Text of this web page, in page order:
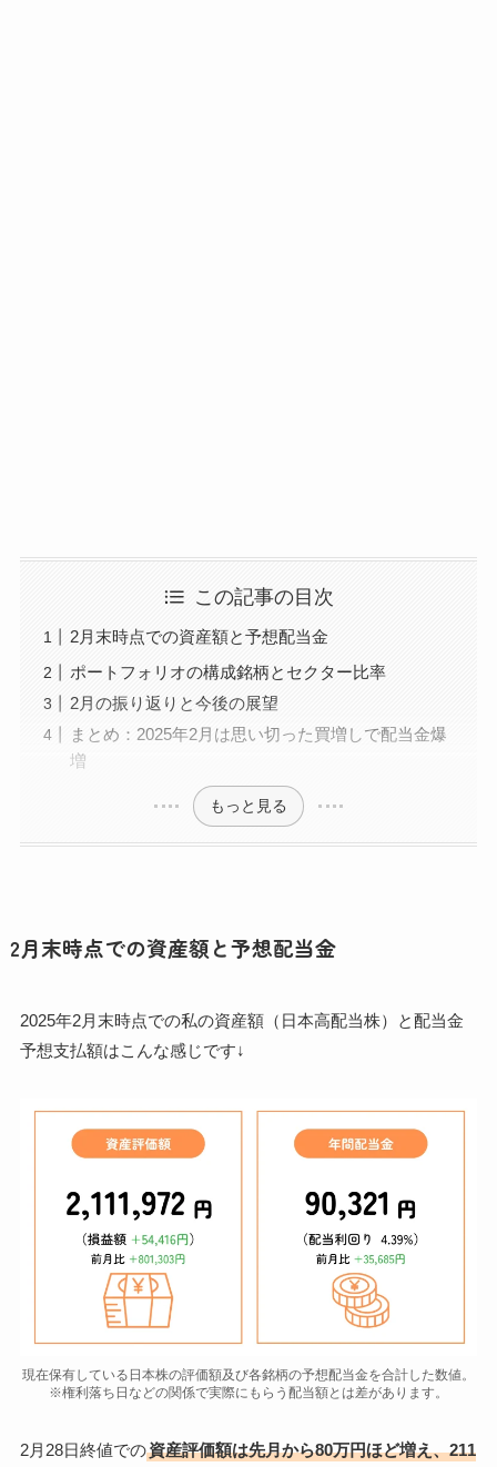
この記事の目次
2月末時点での資産額と予想配当金
ポートフォリオの構成銘柄とセクター比率
2月の振り返りと今後の展望
まとめ：2025年2月は思い切った買増しで配当金爆
増
もっと見る
2月末時点での資産額と予想配当金
2025年2月末時点での私の資産額（日本高配当株）と配当金
予想支払額はこんな感じです↓
現在保有している日本株の評価額及び各銘柄の予想配当金を合計した数値。
※権利落ち日などの関係で実際にもらう配当額とは差があります。
2月28日終値での資産評価額は先月から80万円ほど増え、211